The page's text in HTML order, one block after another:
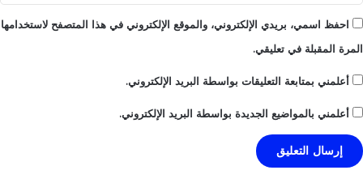
احفظ اسمي، بريدي الإلكتروني، والموقع الإلكتروني في هذا المتصفح لاستخدامها
المرة المقبلة في تعليقي.
أعلمني بمتابعة التعليقات بواسطة البريد الإلكتروني.
أعلمني بالمواضيع الجديدة بواسطة البريد الإلكتروني.